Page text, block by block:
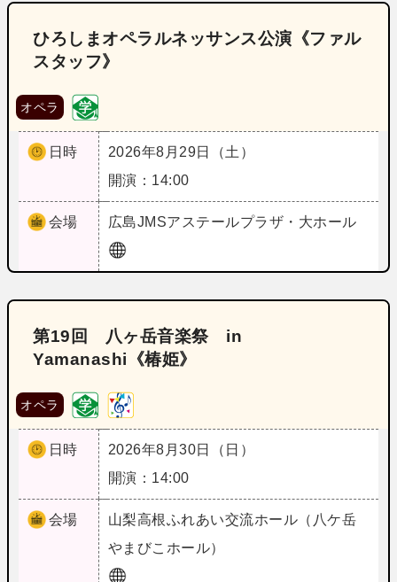
ひろしまオペラルネッサンス公演《ファル
スタッフ》
オペラ
日時
2026年8月29日（土）
開演：14:00
会場 広島JMSアステールプラザ・大ホール
第19回 八ヶ岳音楽祭 in
Yamanashi《椿姫》
オペラ
日時
2026年8月30日（日）
開演：14:00
会場 山梨高根ふれあい交流ホール（八ケ岳
やまびこホール）